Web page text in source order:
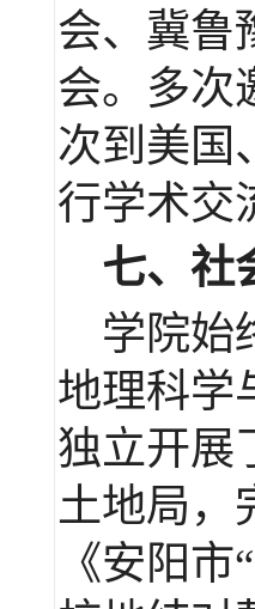
会、冀鲁
会。多次
次到美国
行学术交
七、社
学院始
地理科学
独立开展
土地局，
《安阳